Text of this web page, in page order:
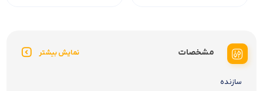
مشخصات نمایش بیشتر
سازنده